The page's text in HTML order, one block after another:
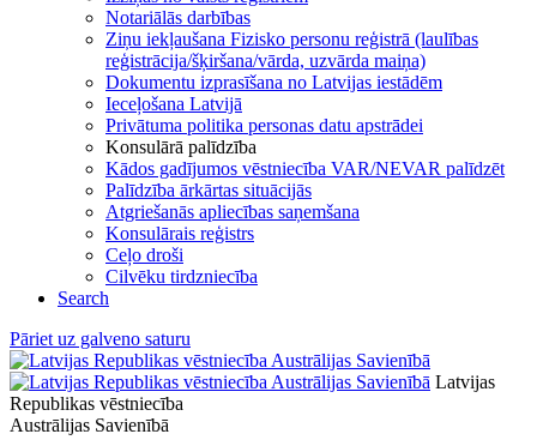
Notariālās darbības
Ziņu iekļaušana Fizisko personu reģistrā (laulības
reģistrācija/šķiršana/vārda, uzvārda maiņa)
Dokumentu izprasīšana no Latvijas iestādēm
Ieceļošana Latvijā
Privātuma politika personas datu apstrādei
Konsulārā palīdzība
Kādos gadījumos vēstniecība VAR/NEVAR palīdzēt
Palīdzība ārkārtas situācijās
Atgriešanās apliecības saņemšana
Konsulārais reģistrs
Ceļo droši
Cilvēku tirdzniecība
Search
Pāriet uz galveno saturu
Latvijas
Republikas vēstniecība
Austrālijas Savienībā